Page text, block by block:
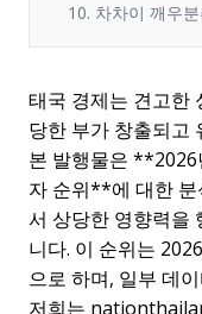
10. 차차이 깨우
태국 경제는 견고한
당한 부가 창출되고
본 발행물은 **2026
자 순위**에 대한 분
서 상당한 영향력을
니다. 이 순위는
으로 하며, 일부 데
저희는